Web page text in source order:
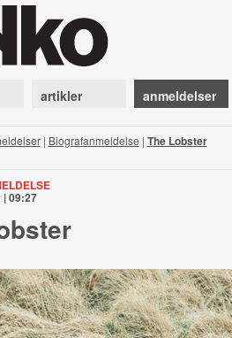
artikler anmeldelser
| Biografanmeldelse | The Lobster
| 09:27